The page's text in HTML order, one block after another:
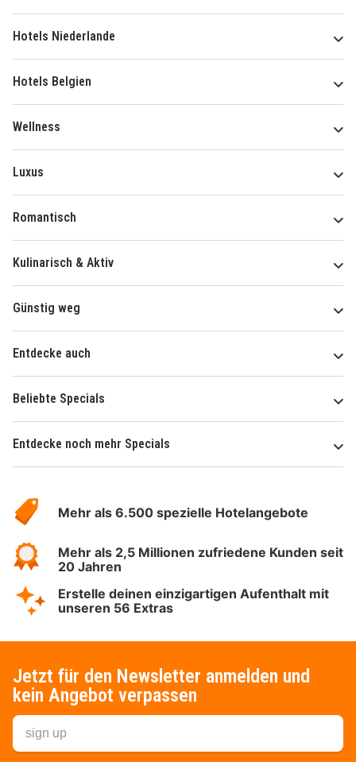
Hotels Niederlande
Hotels Belgien
Wellness
Luxus
Romantisch
Kulinarisch & Aktiv
Günstig weg
Entdecke auch
Beliebte Specials
Entdecke noch mehr Specials
Hotelspecials
Mehr als 6.500 spezielle Hotelangebote
Mehr als 2,5 Millionen zufriedene Kunden seit
20 Jahren
Erstelle deinen einzigartigen Aufenthalt mit
unseren 56 Extras
Jetzt für den Newsletter anmelden und
kein Angebot verpassen